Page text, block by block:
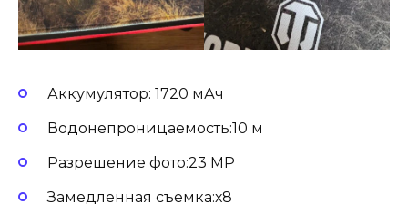
Аккумулятор: 1720 мАч
Водонепроницаемость:10 м
Разрешение фото:23 MP
Замедленная съемка:х8